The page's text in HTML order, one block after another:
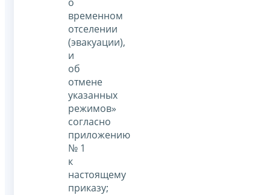
временном
отселении
(эвакуации),
и
об
отмене
указанных
режимов»
согласно
приложению
№ 1
к
настоящему
приказу;